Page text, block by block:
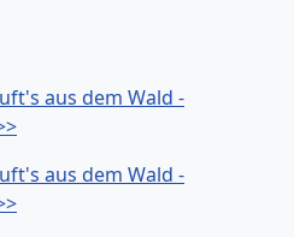
aus dem Wald -
aus dem Wald -